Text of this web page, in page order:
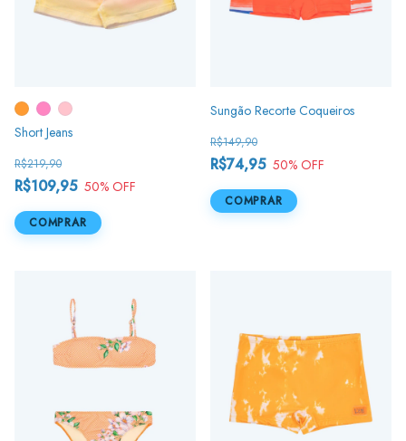
Short Jeans
R$109,95
R$219,90
50% OFF
COMPRAR
Sungão Recorte Coqueiros
R$74,95
R$149,90
50% OFF
COMPRAR